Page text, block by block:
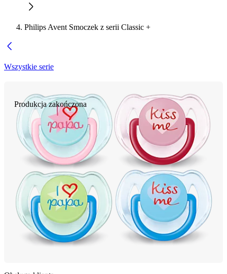
Philips Avent Smoczek z serii Classic +
Wszystkie serie
Produkcja zakończona